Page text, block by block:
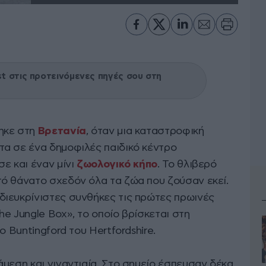
προτεινόμενες πηγές σου στη
στη Βρετανία, όταν μια καταστροφική
σε ένα δημοφιλές παιδικό κέντρο
και έναν μίνι ζωολογικό κήπο. Το θλιβερό
θάνατο σχεδόν όλα τα ζώα που ζούσαν εκεί.
συνθήκες τις πρώτες πρωινές
Jungle Box», το οποίο βρίσκεται στη
Buntingford του Hertfordshire.